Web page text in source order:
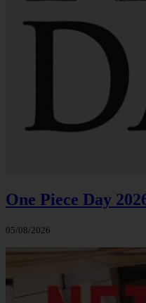
One Piece Day
05/08/2026